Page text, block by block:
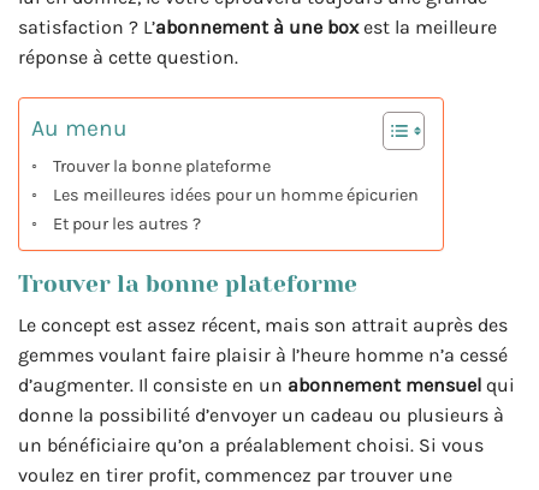
satisfaction ? L’abonnement à une boxest la meilleure
réponse à cette question.
Au menu
Trouver la bonne plateforme
Les meilleures idées pour un homme épicurien
Et pour les autres ?
Trouver la bonne plateforme
Le concept est assez récent, mais son attrait auprès des
gemmes voulant faire plaisir à l’heure homme n’a cessé
d’augmenter. Il consiste en un abonnement mensuel qui
donne la possibilité d’envoyer un cadeau ou plusieurs à
un bénéficiaire qu’on a préalablement choisi. Si vous
voulez en tirer profit, commencez par trouver une